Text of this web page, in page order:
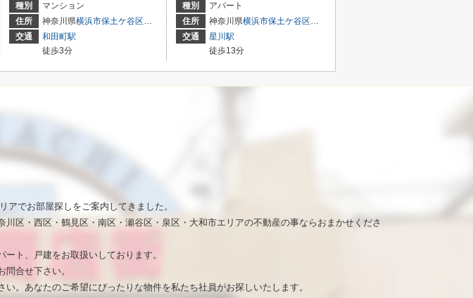
丁目２０－４
種別
マンション
住所
神奈川県横浜市保土ケ谷区和田
１丁目13-21
交通
和田町駅
徒歩3分
種別
アパート
住所
神奈川県横浜市保土ケ谷区岡沢町
交通
星川駅
徒歩13分
でお部屋探しをご案内してきました。
区・西区・鶴見区・南区・瀬谷区・泉区・大和市エリアの不動産の事ならおまかせくださ
ト、戸建をお取扱いしております。
合せ下さい。
。あなたのご希望にぴったりな物件を私たち社員がお探しいたします。